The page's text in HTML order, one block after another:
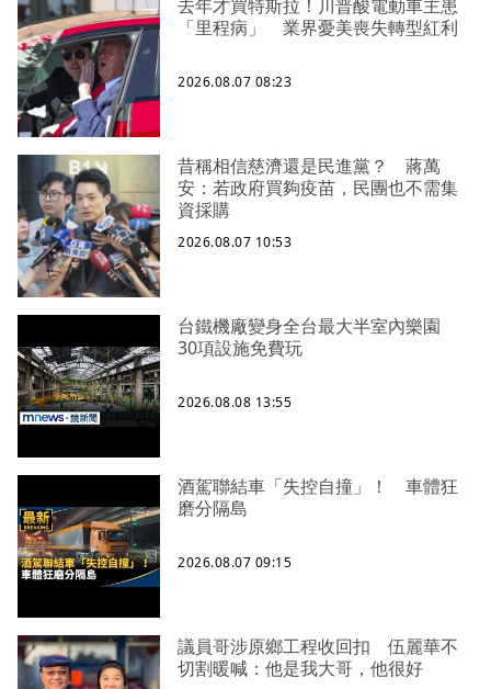
去年才買特斯拉！川普酸電動車主患
「里程病」 業界憂美喪失轉型紅利
2026.08.07 08:23
昔稱相信慈濟還是民進黨？ 蔣萬
安：若政府買夠疫苗，民團也不需集
資採購
2026.08.07 10:53
台鐵機廠變身全台最大半室內樂園
30項設施免費玩
2026.08.08 13:55
酒駕聯結車「失控自撞」！ 車體狂
磨分隔島
2026.08.07 09:15
議員哥涉原鄉工程收回扣 伍麗華不
切割暖喊：他是我大哥，他很好